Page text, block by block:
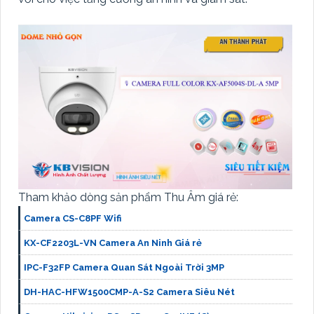
Tham khảo dòng sản phẩm Thu Âm giá rẻ:
Camera CS-C8PF Wifi
KX-CF2203L-VN Camera An Ninh Giá rẻ
IPC-F32FP Camera Quan Sát Ngoài Trời 3MP
DH-HAC-HFW1500CMP-A-S2 Camera Siêu Nét